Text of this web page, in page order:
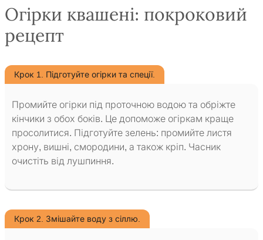
Огірки квашені: покроковий
рецепт
Крок 1. Підготуйте огірки та спеції.
Промийте огірки під проточною водою та обріжте
кінчики з обох боків. Це допоможе огіркам краще
просолитися. Підготуйте зелень: промийте листя
хрону, вишні, смородини, а також кріп. Часник
очистіть від лушпиння.
Крок 2. Змішайте воду з сіллю.